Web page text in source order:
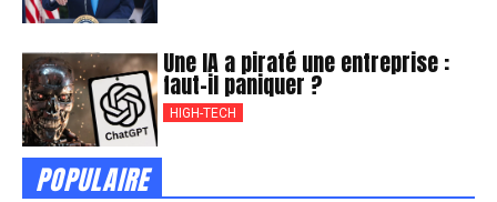
Une IA a piraté une entreprise :
faut-il paniquer ?
HIGH-TECH
POPULAIRE